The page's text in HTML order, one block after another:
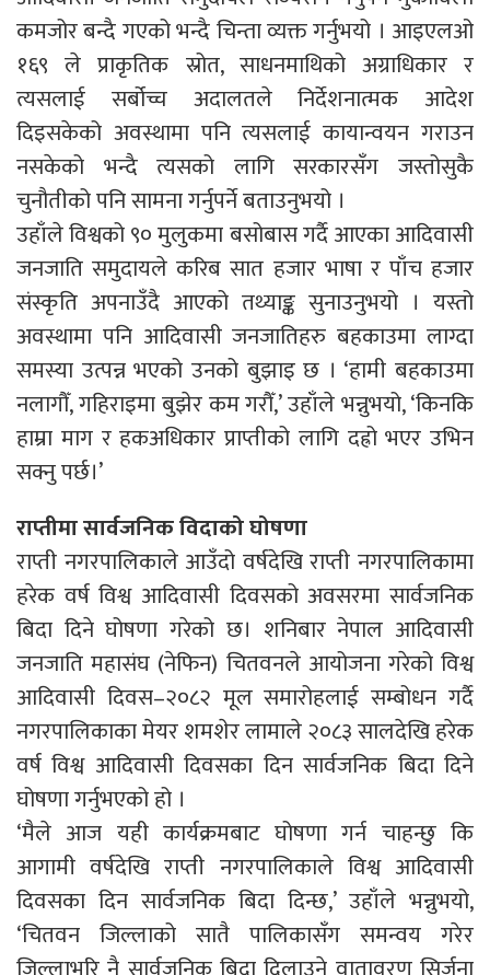
कमजोर बन्दै गएको भन्दै चिन्ता व्यक्त गर्नुभयो । आइएलओ
१६९ ले प्राकृतिक स्रोत, साधनमाथिको अग्राधिकार र
त्यसलाई सर्बोच्च अदालतले निर्देशनात्मक आदेश
दिइसकेको अवस्थामा पनि त्यसलाई कायान्वयन गराउन
नसकेको भन्दै त्यसको लागि सरकारसँग जस्तोसुकै
चुनौतीको पनि सामना गर्नुपर्ने बताउनुभयो ।
उहाँले विश्वको ९० मुलुकमा बसोबास गर्दै आएका आदिवासी
जनजाति समुदायले करिब सात हजार भाषा र पाँच हजार
संस्कृति अपनाउँदै आएको तथ्याङ्क सुनाउनुभयो । यस्तो
अवस्थामा पनि आदिवासी जनजातिहरु बहकाउमा लाग्दा
समस्या उत्पन्न भएको उनको बुझाइ छ । ‘हामी बहकाउमा
नलागौँ, गहिराइमा बुझेर कम गरौँ,’ उहाँले भन्नुभयो, ‘किनकि
हाम्रा माग र हकअधिकार प्राप्तीको लागि दह्रो भएर उभिन
सक्नु पर्छ।’
राप्तीमा सार्वजनिक विदाको घोषणा
राप्ती नगरपालिकाले आउँदो वर्षदेखि राप्ती नगरपालिकामा
हरेक वर्ष विश्व आदिवासी दिवसको अवसरमा सार्वजनिक
बिदा दिने घोषणा गरेको छ। शनिबार नेपाल आदिवासी
जनजाति महासंघ (नेफिन) चितवनले आयोजना गरेको विश्व
आदिवासी दिवस–२०८२ मूल समारोहलाई सम्बोधन गर्दै
नगरपालिकाका मेयर शमशेर लामाले २०८३ सालदेखि हरेक
वर्ष विश्व आदिवासी दिवसका दिन सार्वजनिक बिदा दिने
घोषणा गर्नुभएको हो ।
‘मैले आज यही कार्यक्रमबाट घोषणा गर्न चाहन्छु कि
आगामी वर्षदेखि राप्ती नगरपालिकाले विश्व आदिवासी
दिवसका दिन सार्वजनिक बिदा दिन्छ,’ उहाँले भन्नुभयो,
‘चितवन जिल्लाको सातै पालिकासँग समन्वय गरेर